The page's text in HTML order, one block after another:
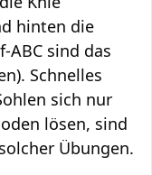
hinten die
ABC sind das
Schnelles
sich nur
lösen, sind
Übungen.